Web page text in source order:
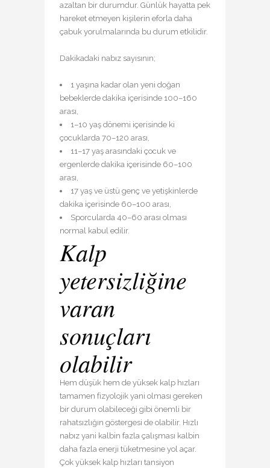
azaltan bir durumdur. Günlük hayatta pek
hareket etmeyen kişilerin eforla daha
çabuk yorulmalarında bu durum etkilidir.
Dakikadaki nabız sayısının;
1 yaşına kadar olan yeni doğan
bebeklerde dakika içerisinde 100–160
arası,
1–10 yaş dönemi içerisinde ki
çocuklarda 70–120 arası,
11–17 yaş arasındaki çocuk ve
ergenlerde dakika içerisinde 60–100
arası,
17 yaş ve üstü genç ve yetişkinlerde
dakika içerisinde 60–100 arası,
Sporcularda 40–60 arası olması
normal kabul edilir.
Kalp
yetersizliğine
varan
sonuçları
olabilir
Hem düşük hem de yüksek kalp hızları
tamamen fizyolojik yani olması gereken
bir durum olabileceği gibi önemli bir
rahatsızlığın göstergesi de olabilir. Hızlı
nabız yani kalbin fazla çalışması kalbin
daha fazla enerji tüketmesine yol açar.
Çok yüksek kalp hızları tansiyon